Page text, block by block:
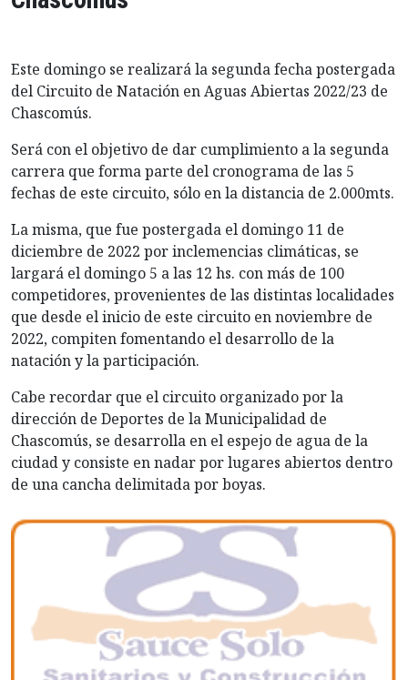
Este domingo se realizará la segunda fecha postergada
del Circuito de Natación en Aguas Abiertas 2022/23 de
Chascomús.
Será con el objetivo de dar cumplimiento a la segunda
carrera que forma parte del cronograma de las 5
fechas de este circuito, sólo en la distancia de 2.000mts.
La misma, que fue postergada el domingo 11 de
diciembre de 2022 por inclemencias climáticas, se
largará el domingo 5 a las 12 hs. con más de 100
competidores, provenientes de las distintas localidades
que desde el inicio de este circuito en noviembre de
2022, compiten fomentando el desarrollo de la
natación y la participación.
Cabe recordar que el circuito organizado por la
dirección de Deportes de la Municipalidad de
Chascomús, se desarrolla en el espejo de agua de la
ciudad y consiste en nadar por lugares abiertos dentro
de una cancha delimitada por boyas.